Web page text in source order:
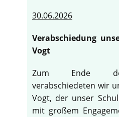
30.06.2026
Verabschiedung
Vogt
Zum Ende
verabschiedeten wir
Vogt, der unser
mit großem